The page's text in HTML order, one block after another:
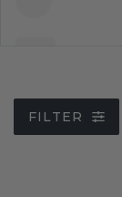
FILTER